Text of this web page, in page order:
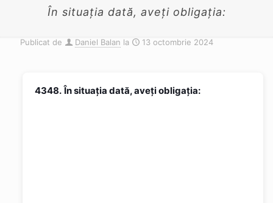
În situația dată, aveți obligația:
Publicat de Daniel Balan la 13 octombrie 2024
4348. În situația dată, aveți obligația: